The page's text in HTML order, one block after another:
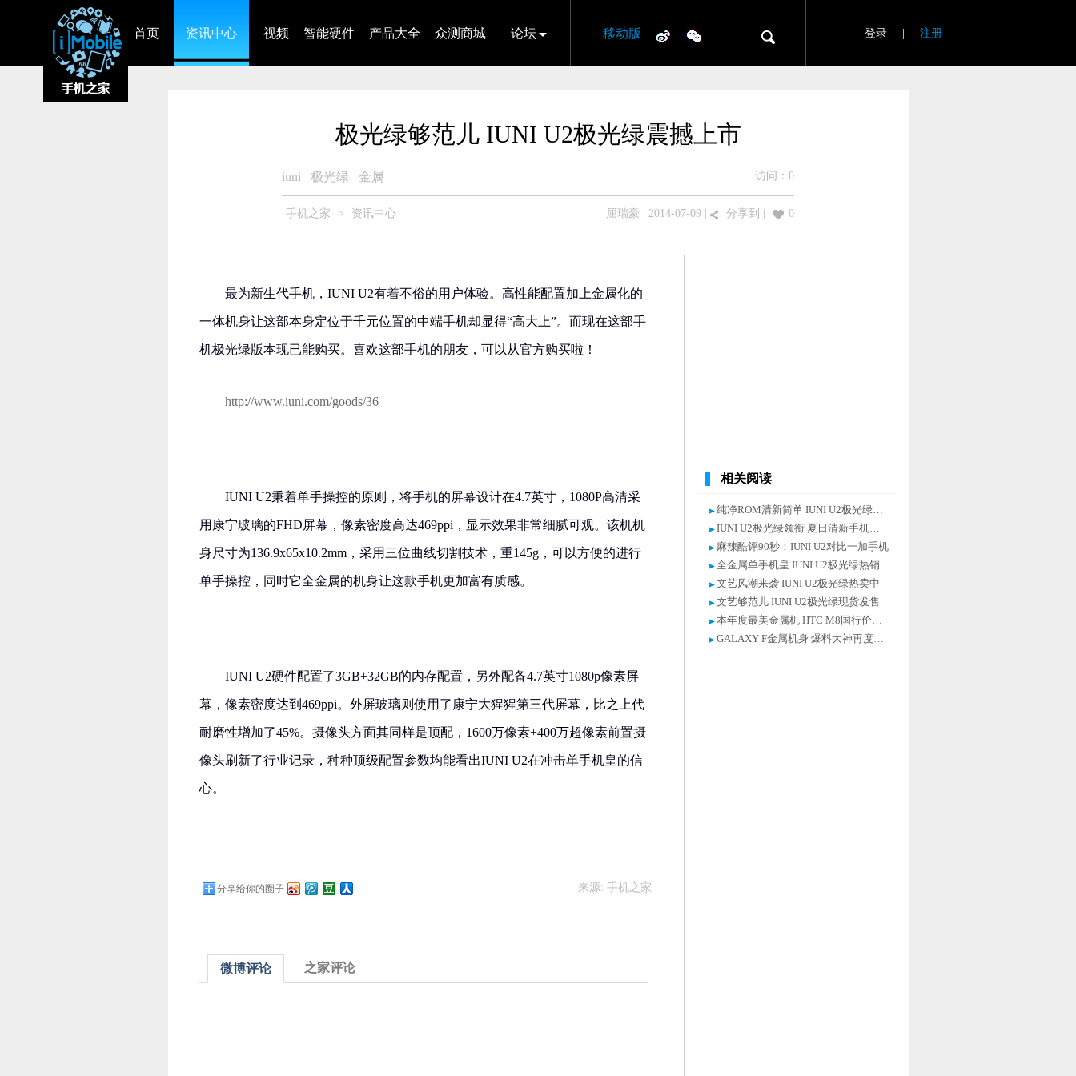
首页 资讯中心 视频 智能硬件 产品大全 众测商城 论坛 移动版 登录 注册
极光绿够范儿 IUNI U2极光绿震撼上市
iuni 极光绿 金属 访问： 0
手机之家 > 资讯中心 屈瑞豪 | 2014-07-09 | 分享到 0
最为新生代手机，IUNI U2有着不俗的用户体验。高性能配置加上金属化的
一体机身让这部本身定位于千元位置的中端手机却显得“高大上”。而现在这部手
机极光绿版本现已能购买。喜欢这部手机的朋友，可以从官方购买啦！
http://www.iuni.com/goods/36
IUNI U2秉着单手操控的原则，将手机的屏幕设计在4.7英寸，1080P高清采
用康宁玻璃的FHD屏幕，像素密度高达469ppi，显示效果非常细腻可观。该机机
身尺寸为136.9x65x10.2mm，采用三位曲线切割技术，重145g，可以方便的进行
单手操控，同时它全金属的机身让这款手机更加富有质感。
IUNI U2硬件配置了3GB+32GB的内存配置，另外配备4.7英寸1080p像素屏
幕，像素密度达到469ppi。外屏玻璃则使用了康宁大猩猩第三代屏幕，比之上代
耐磨性增加了45%。摄像头方面其同样是顶配，1600万像素+400万超像素前置摄
像头刷新了行业记录，种种顶级配置参数均能看出IUNI U2在冲击单手机皇的信
心。
分享给你的圈子 来源: 手机之家
微博评论 之家评论
相关阅读
纯净ROM清新简单 IUNI U2极光绿受追捧
IUNI U2极光绿领衔 夏日清新手机推荐
麻辣酷评90秒：IUNI U2对比一加手机
全金属单手机皇 IUNI U2极光绿热销
文艺风潮来袭 IUNI U2极光绿热卖中
文艺够范儿 IUNI U2极光绿现货发售
本年度最美金属机 HTC M8国行价格小降
GALAXY F金属机身 爆料大神再度来袭